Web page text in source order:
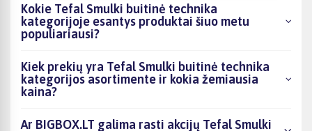
Kokie Tefal Smulki buitinė technika
kategorijoje esantys produktai šiuo metu
populiariausi?
Kiek prekių yra Tefal Smulki buitinė technika
kategorijos asortimente ir kokia žemiausia
kaina?
Ar BIGBOX.LT galima rasti akcijų Tefal Smulki